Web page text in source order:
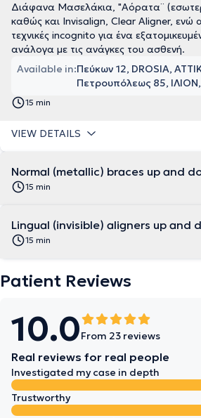
Διάφανα Μασελάκια, "Αόρατα¨
καθώς και Invisalign, Clear Aligner, ενώ
τεχνικές incognito για ένα
ανάλογα με τις ανάγκες του ασθενή.
Available in:Πεύκων 12, DROSIA,
Πετρουπόλεως 85,
15 min
VIEW DETAILS
Normal (metallic) braces up and
15 min
Lingual (invisible) aligners up and
15 min
Patient Reviews
10.0From 23 reviews
Real reviews for real people
Investigated my case in depth
Trustworthy